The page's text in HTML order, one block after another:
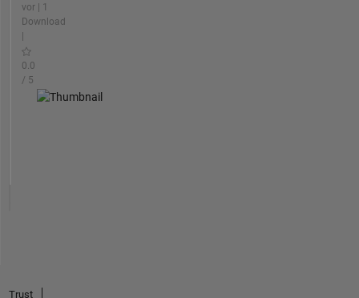
vor | 1
Download
0.0
/ 5
Trust